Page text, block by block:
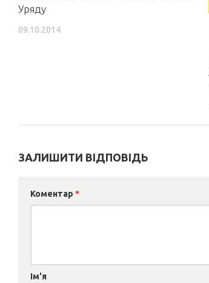
Уряду
09.10.2014
ЗАЛИШИТИ ВІДПОВІДЬ
Коментар *
Ім'я